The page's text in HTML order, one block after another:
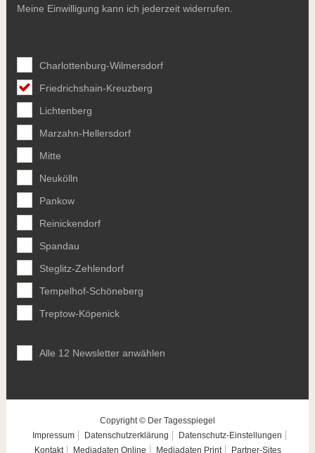
Meine Einwilligung kann ich jederzeit widerrufen.
Charlottenburg-Wilmersdorf
Friedrichshain-Kreuzberg
Lichtenberg
Marzahn-Hellersdorf
Mitte
Neukölln
Pankow
Reinickendorf
Spandau
Steglitz-Zehlendorf
Tempelhof-Schöneberg
Treptow-Köpenick
Alle 12 Newsletter anwählen
Copyright © Der Tagesspiegel
Impressum
Datenschutzerklärung
Datenschutz-Einstellungen
Kontakt
Mediadaten Online Mediadaten Print Partner-Sites